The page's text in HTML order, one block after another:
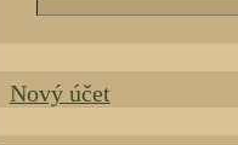
Nový účet